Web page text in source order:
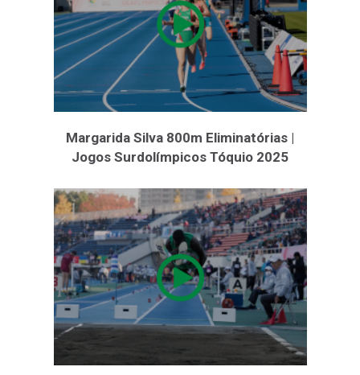
Margarida Silva 800m Eliminatórias |
Jogos Surdolímpicos Tóquio 2025